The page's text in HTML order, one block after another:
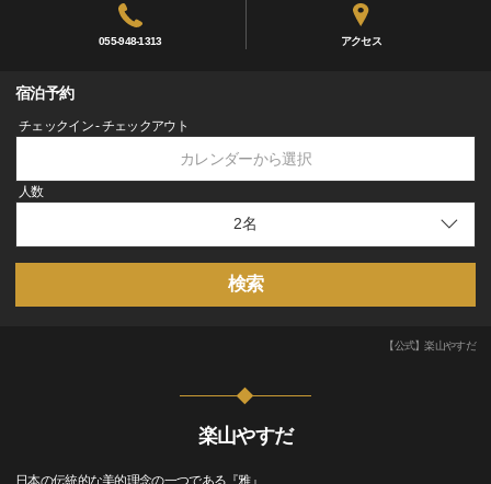
055-948-1313 アクセス
宿泊予約
チェックイン - チェックアウト
カレンダーから選択
人数
検索
【公式】楽山やすだ
楽山やすだ
日本の伝統的な美的理念の一つである『雅』